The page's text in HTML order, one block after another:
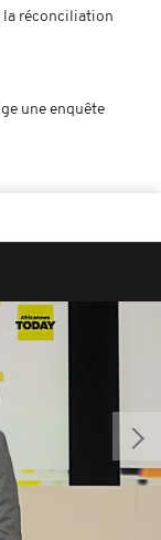
la réconciliation
une enquête